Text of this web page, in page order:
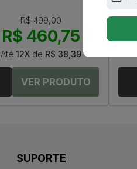
R$ 499,00
R$ 460,75
Até 12X de R$ 38,39
SUPORTE